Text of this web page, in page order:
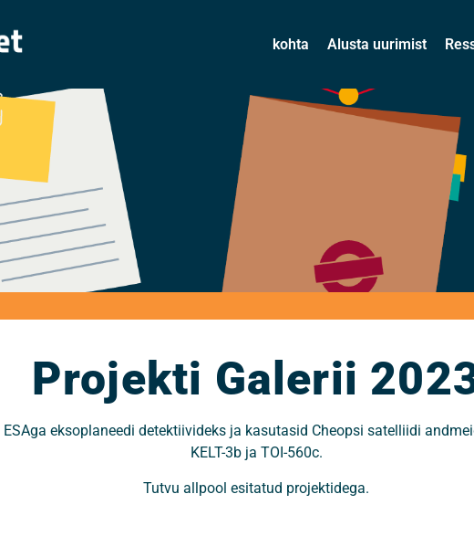
kohta Alusta uurimist
Projekti Galerii
eksoplaneedi detektiivideks ja kasutasid Cheopsi satelliidi
KELT-3b ja TOI-560c.
Tutvu allpool esitatud projektidega.